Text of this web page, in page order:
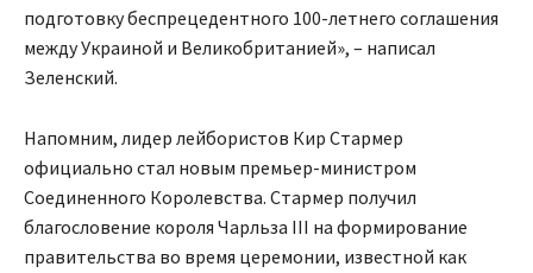
подготовку беспрецедентного 100-летнего соглашения
между Украиной и Великобританией», – написал
Зеленский.
Напомним, лидер лейбористов Кир Стармер
официально стал новым премьер-министром
Соединенного Королевства. Стармер получил
благословение короля Чарльза III на формирование
правительства во время церемонии, известной как